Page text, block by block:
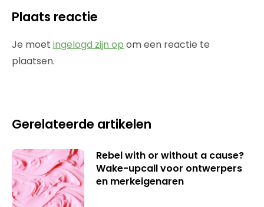
Plaats reactie
Je moet ingelogd zijn op om een reactie te
plaatsen.
Gerelateerde artikelen
Rebel with or without a cause?
Wake-upcall voor ontwerpers
en merkeigenaren